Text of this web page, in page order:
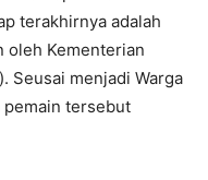
terakhirnya adalah
oleh Kementerian
Seusai menjadi Warga
pemain tersebut